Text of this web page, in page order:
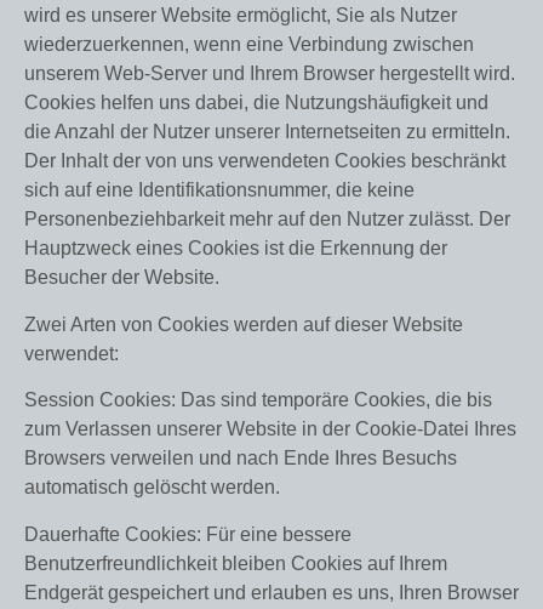
wird es unserer Website ermöglicht, Sie als Nutzer
wiederzuerkennen, wenn eine Verbindung zwischen
unserem Web-Server und Ihrem Browser hergestellt wird.
Cookies helfen uns dabei, die Nutzungshäufigkeit und
die Anzahl der Nutzer unserer Internetseiten zu ermitteln.
Der Inhalt der von uns verwendeten Cookies beschränkt
sich auf eine Identifikationsnummer, die keine
Personenbeziehbarkeit mehr auf den Nutzer zulässt. Der
Hauptzweck eines Cookies ist die Erkennung der
Besucher der Website.
Zwei Arten von Cookies werden auf dieser Website
verwendet:
Session Cookies: Das sind temporäre Cookies, die bis
zum Verlassen unserer Website in der Cookie-Datei Ihres
Browsers verweilen und nach Ende Ihres Besuchs
automatisch gelöscht werden.
Dauerhafte Cookies: Für eine bessere
Benutzerfreundlichkeit bleiben Cookies auf Ihrem
Endgerät gespeichert und erlauben es uns, Ihren Browser